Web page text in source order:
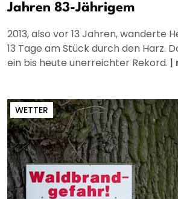
Jahren 83-Jährigem
2013, also vor 13 Jahren, wanderte
13 Tage am Stück durch den Harz.
ein bis heute unerreichter Rekord. |
WETTER